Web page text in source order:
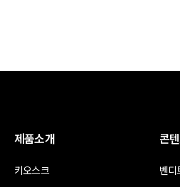
제품소개
키오스크
콘
벤디